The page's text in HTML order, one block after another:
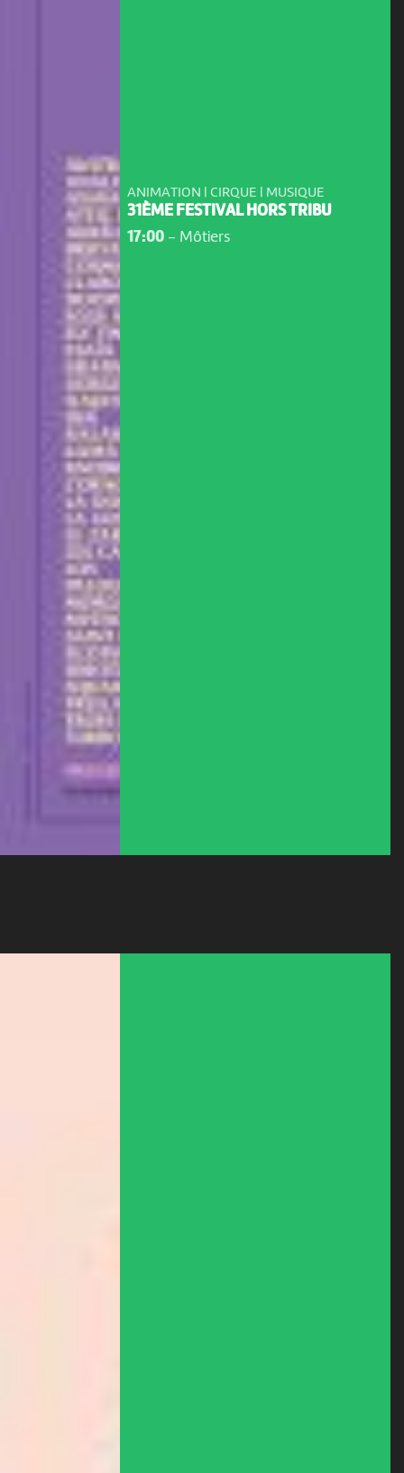
ANIMATION | CIRQUE | MUSIQUE
31ÈME FESTIVAL HORS TRIBU
17:00- Môtiers